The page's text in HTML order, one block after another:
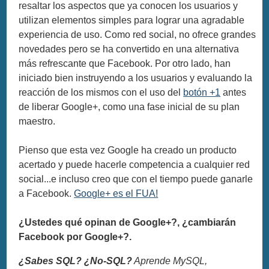
resaltar los aspectos que ya conocen los usuarios y
utilizan elementos simples para lograr una agradable
experiencia de uso. Como red social, no ofrece grandes
novedades pero se ha convertido en una alternativa
más refrescante que Facebook. Por otro lado, han
iniciado bien instruyendo a los usuarios y evaluando la
reacción de los mismos con el uso del botón +1 antes
de liberar Google+, como una fase inicial de su plan
maestro.
Pienso que esta vez Google ha creado un producto
acertado y puede hacerle competencia a cualquier red
social...e incluso creo que con el tiempo puede ganarle
a Facebook.Google+ es el FUA!
¿Ustedes qué opinan de Google+?, ¿cambiarán
Facebook por Google+?.
¿Sabes SQL? ¿No-SQL?Aprende MySQL,